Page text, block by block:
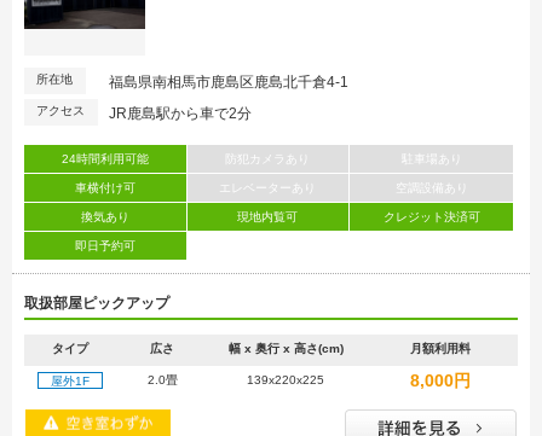
所在地 福島県南相馬市鹿島区鹿島北千倉4-1
アクセス JR鹿島駅から車で2分
24時間利用可能 防犯カメラあり 駐車場あり
車横付け可 エレベーターあり 空調設備あり
換気あり 現地内覧可 クレジット決済可
即日予約可
取扱部屋ピックアップ
タイプ 広さ 幅 x 奥行 x 高さ(cm) 月額利用料
屋外1F 2.0畳 139x220x225 8,000円